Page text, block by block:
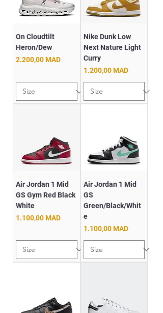
On Cloudtilt
Heron/Dew
Prix
2.200,00 MAD
Nike Dunk Low
Next Nature Light
Curry
Prix
1.200,00 MAD
Air Jordan 1 Mid
GS Gym Red Black
White
Prix
1.100,00 MAD
Air Jordan 1 Mid
GS
Green/Black/Whit
e
Prix
1.100,00 MAD